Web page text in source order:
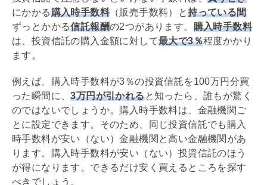
にかかる購入時手数料（販売手数料）と持っている間
ずっとかかる信託報酬の2つがあります。 購入時手数料
は、投資信託の購入金額に対して最大で3％程度かかり
ます。
例えば、購入時手数料が3％の投資信託を100万円分買
った瞬間に、3万円が引かれると知ったら、誰もが驚く
のではないでしょうか。購入時手数料は、金融機関ご
とに設定できます。そのため、同じ投資信託でも購入
時手数料が安い（ない）金融機関と高い金融機関があ
ります。購入時手数料が安い（ない）投資信託のほう
が得になります。できるだけ安く買えるところを探す
べきでしょう。